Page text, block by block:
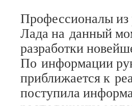
Профессионалы из
Лада на данный
разработки
По информации
приближается к
поступила